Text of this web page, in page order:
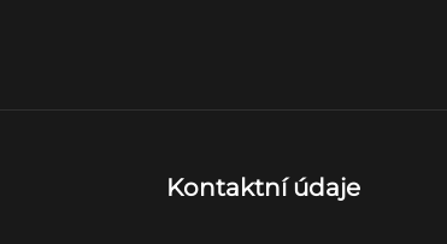
Kontaktní údaje